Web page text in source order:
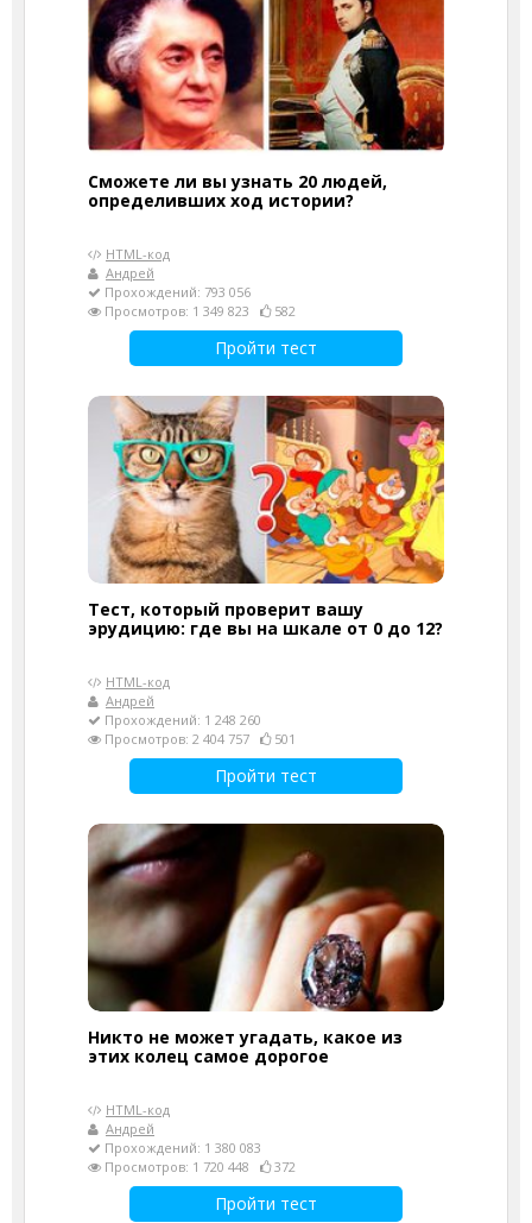
Сможете ли вы узнать 20 людей,
определивших ход истории?
HTML-код
Андрей
Прохождений: 793 056
Просмотров: 1 349 823
582
Пройти тест
Тест, который проверит вашу
эрудицию: где вы на шкале от 0 до 12?
HTML-код
Андрей
Прохождений: 1 248 260
Просмотров: 2 404 757
501
Пройти тест
Никто не может угадать, какое из
этих колец самое дорогое
HTML-код
Андрей
Прохождений: 1 380 083
Просмотров: 1 720 448
372
Пройти тест